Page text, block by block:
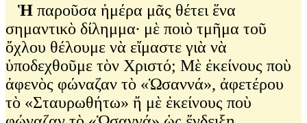
Ἡ παροῦσα ἡμέρα μᾶς θέτει ἕνα
σημαντικὸ δίλημμα∙ μὲ ποιὸ τμῆμα τοῦ
ὄχλου θέλουμε νὰ εἴμαστε γιὰ νὰ
ὑποδεχθοῦμε τὸν Χριστό; Μὲ ἐκείνους ποὺ
ἀφενὸς φώναζαν τὸ «Ὡσαννά», ἀφετέρου
τὸ «Σταυρωθήτω» ἤ μὲ ἐκείνους ποὺ